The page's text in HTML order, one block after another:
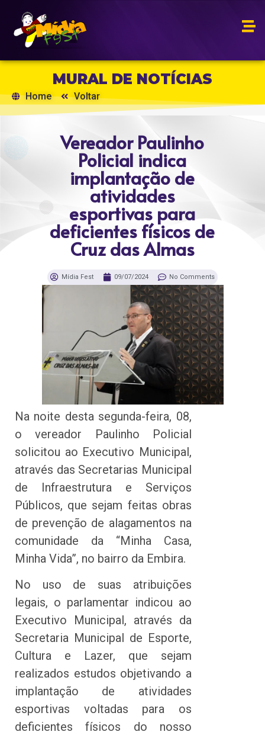
MURAL DE NOTÍCIAS
Home Voltar
Vereador Paulinho
Policial indica
implantação de
atividades
esportivas para
deficientes físicos de
Cruz das Almas
Mídia Fest 09/07/2024 No Comments
Na noite desta segunda-feira, 08,
o vereador Paulinho Policial
solicitou ao Executivo Municipal,
através das Secretarias Municipal
de Infraestrutura e Serviços
Públicos, que sejam feitas obras
de prevenção de alagamentos na
comunidade da “Minha Casa,
Minha Vida”, no bairro da Embira.
No uso de suas atribuições
legais, o parlamentar indicou ao
Executivo Municipal, através da
Secretaria Municipal de Esporte,
Cultura e Lazer, que sejam
realizados estudos objetivando a
implantação de atividades
esportivas voltadas para os
deficientes físicos do nosso